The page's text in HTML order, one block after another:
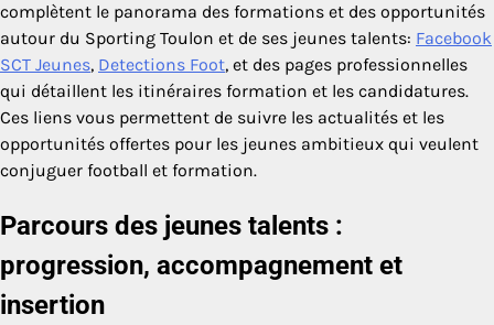
complètent le panorama des formations et des opportunités
autour du Sporting Toulon et de ses jeunes talents: Facebook
SCT Jeunes, Detections Foot, et des pages professionnelles
qui détaillent les itinéraires formation et les candidatures.
Ces liens vous permettent de suivre les actualités et les
opportunités offertes pour les jeunes ambitieux qui veulent
conjuguer football et formation.
Parcours des jeunes talents :
progression, accompagnement et
insertion